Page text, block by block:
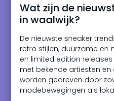
Wat zijn de
in waalwijk?
De nieuwste sneaker
retro stijlen, duurzame en
en limited edition
met bekende artiesten en
worden gedreven door
modebewegingen als